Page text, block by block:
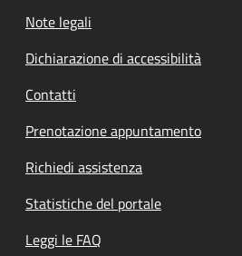
Note legali
Dichiarazione di accessibilità
Contatti
Prenotazione appuntamento
Richiedi assistenza
Statistiche del portale
Leggi le FAQ